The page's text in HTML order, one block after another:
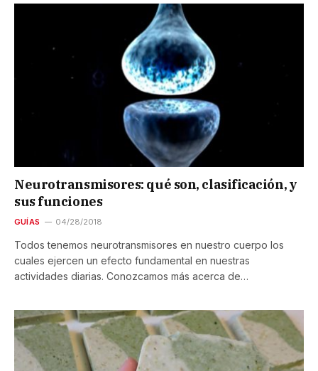
Neurotransmisores: qué son, clasificación, y
sus funciones
GUÍAS 04/28/2018
Todos tenemos neurotransmisores en nuestro cuerpo los
cuales ejercen un efecto fundamental en nuestras
actividades diarias. Conozcamos más acerca de…